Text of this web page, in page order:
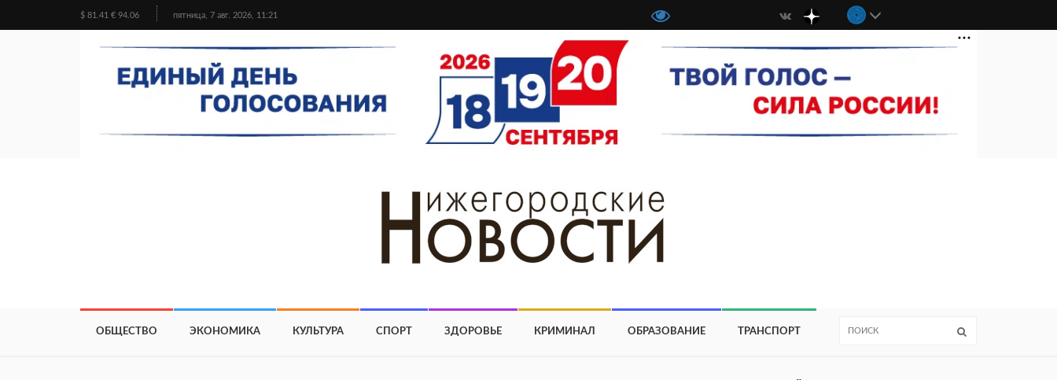
$ 81.41 € 94.06 пятница, 7 авг. 2026, 11:21
ОБЩЕСТВО ЭКОНОМИКА КУЛЬТУРА СПОРТ ЗДОРОВЬЕ КРИМИНАЛ ОБРАЗОВАНИЕ ТРАНСПОРТ